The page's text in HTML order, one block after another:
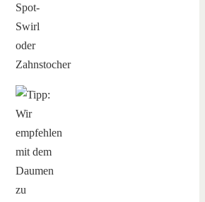
Spot-
Swirl
oder
Zahnstocher